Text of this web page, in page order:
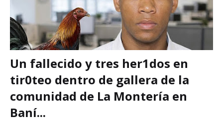
Un fallecido y tres her1dos en
tir0teo dentro de gallera de la
comunidad de La Montería en
Baní...